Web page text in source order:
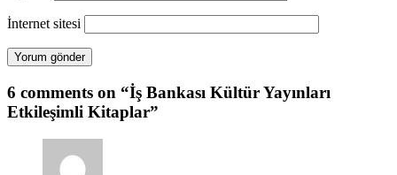
İnternet sitesi
6 comments on “İş Bankası Kültür Yayınları
Etkileşimli Kitaplar”